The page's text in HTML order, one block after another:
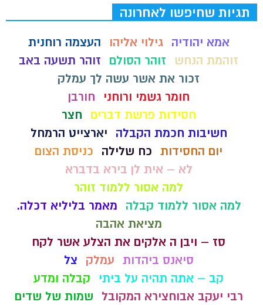
תגיות שחיפשו לאחרונה
אמא יהודיה גילוי אליהו
העצמה רוחנית
זוהמת הנחש
זוהר הסולם
זוהר תשעה באב
זכור את אשר עשה לך עמלק
חומר גשמי ורוחני
חורבן
חסידות פרשת דברים
חצר
חשיבות חכמת הקבלה
יארצייט הרמחל
יום החסידות כח שלילה
כניסת הצום
לא – אית לן בירא בדברא
למה אסור ללמוד זוהר
למה אסור ללמוד קבלה
מאמר בליליא דכלה.
מציאת אהבה
סז – ויבן ה אלקים את הצלע אשר לקח
סיאנס ביהדות עמלק
צל
קב – אתה תהיה על ביתי
קבלה ומדע
רבי יעקב אבוחצירא המקובל
שמות של שדים